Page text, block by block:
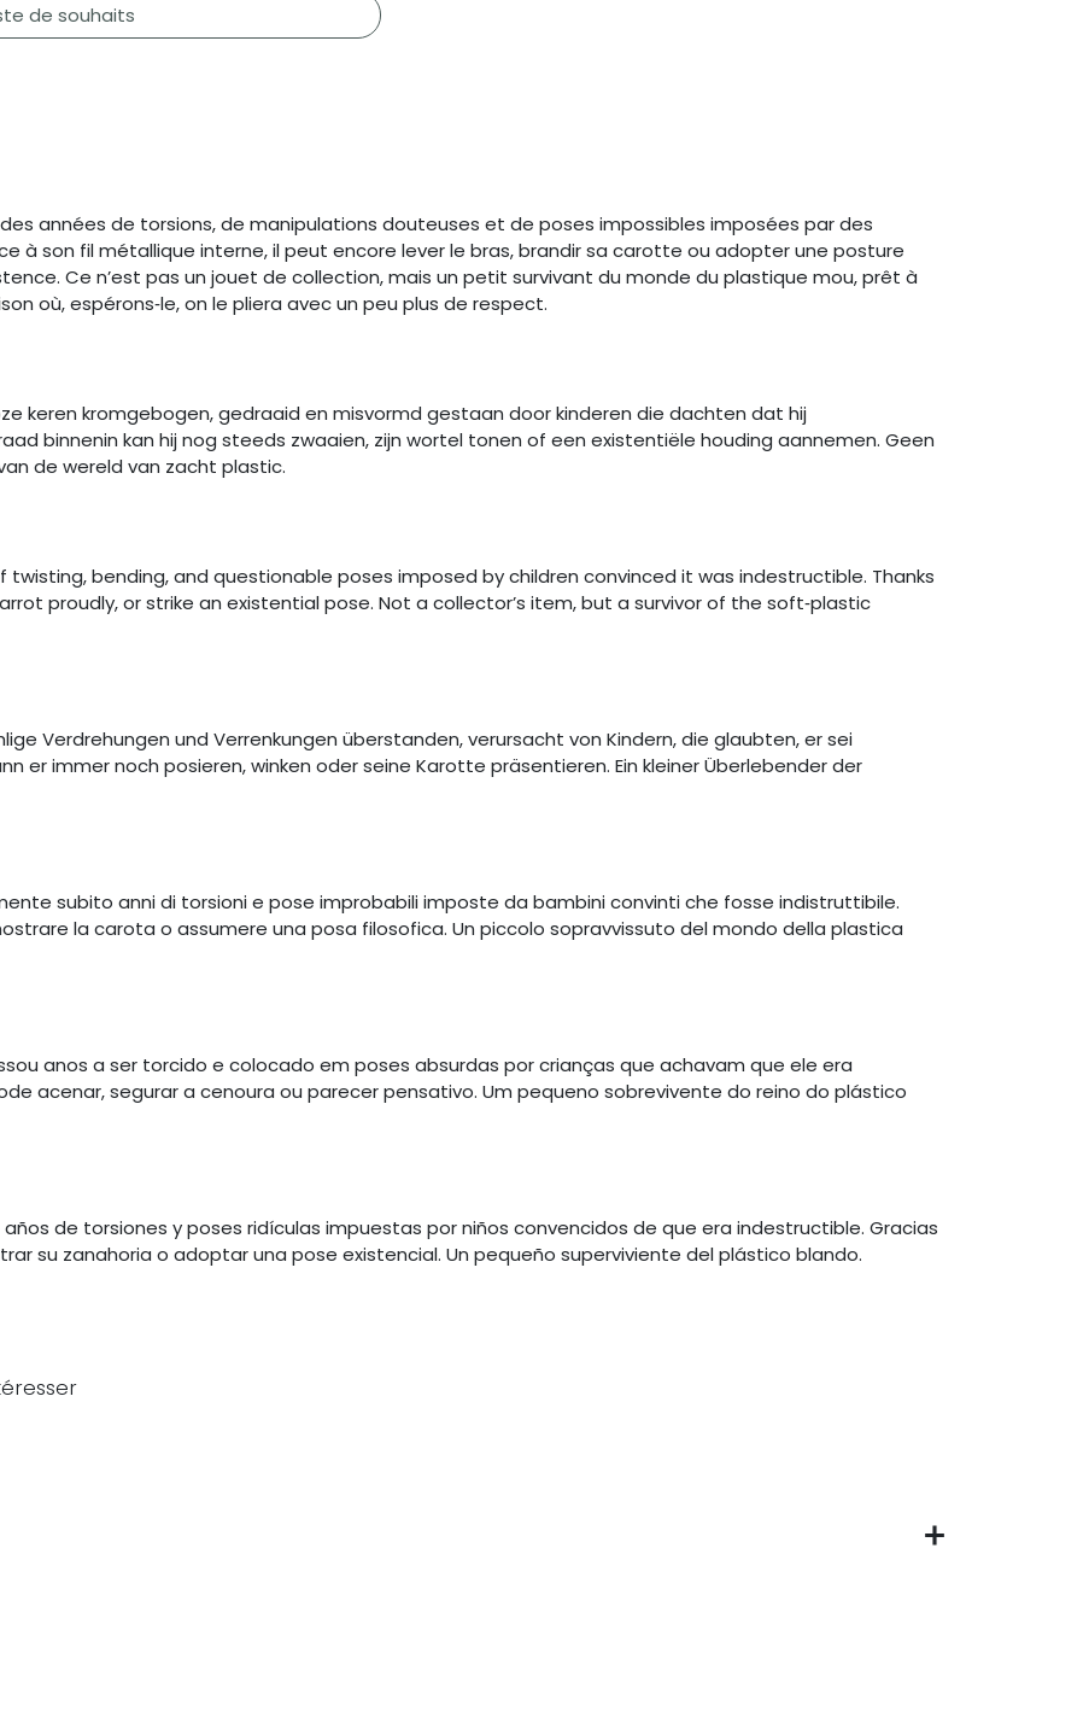
de souhaits
années de torsions, de manipulations douteuses et de poses impossibles imposées par des
à son fil métallique interne, il peut encore lever le bras, brandir sa carotte ou adopter une posture
Ce n’est pas un jouet de collection, mais un petit survivant du monde du plastique mou, prêt à
où, espérons‑le, on le pliera avec un peu plus de respect.
keren kromgebogen, gedraaid en misvormd gestaan door kinderen die dachten dat hij
binnenin kan hij nog steeds zwaaien, zijn wortel tonen of een existentiële houding aannemen. Geen
de wereld van zacht plastic.
twisting, bending, and questionable poses imposed by children convinced it was indestructible. Thanks
proudly, or strike an existential pose. Not a collector’s item, but a survivor of the soft‑plastic
Verdrehungen und Verrenkungen überstanden, verursacht von Kindern, die glaubten, er sei
er immer noch posieren, winken oder seine Karotte präsentieren. Ein kleiner Überlebender der
subito anni di torsioni e pose improbabili imposte da bambini convinti che fosse indistruttibile.
la carota o assumere una posa filosofica. Un piccolo sopravvissuto del mondo della plastica
anos a ser torcido e colocado em poses absurdas por crianças que achavam que ele era
acenar, segurar a cenoura ou parecer pensativo. Um pequeno sobrevivente do reino do plástico
de torsiones y poses ridículas impuestas por niños convencidos de que era indestructible. Gracias
su zanahoria o adoptar una pose existencial. Un pequeño superviviente del plástico blando.